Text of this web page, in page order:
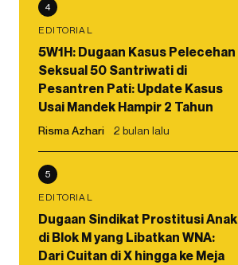
4
EDITORIAL
5W1H: Dugaan Kasus Pelecehan
Seksual 50 Santriwati di
Pesantren Pati: Update Kasus
Usai Mandek Hampir 2 Tahun
Risma Azhari 2 bulan lalu
5
EDITORIAL
Dugaan Sindikat Prostitusi Anak
di Blok M yang Libatkan WNA:
Dari Cuitan di X hingga ke Meja